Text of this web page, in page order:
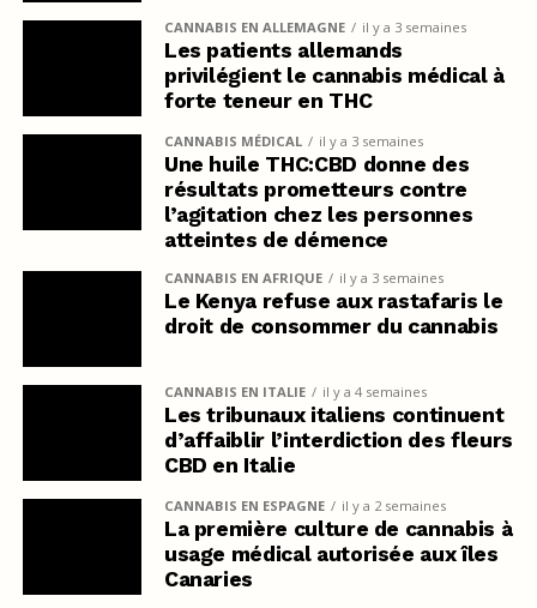
CANNABIS EN ALLEMAGNE il y a 3 semaines
Les patients allemands
privilégient le cannabis médical à
forte teneur en THC
CANNABIS MÉDICAL il y a 3 semaines
Une huile THC:CBD donne des
résultats prometteurs contre
l’agitation chez les personnes
atteintes de démence
CANNABIS EN AFRIQUE il y a 3 semaines
Le Kenya refuse aux rastafaris le
droit de consommer du cannabis
CANNABIS EN ITALIE il y a 4 semaines
Les tribunaux italiens continuent
d’affaiblir l’interdiction des fleurs
CBD en Italie
CANNABIS EN ESPAGNE il y a 2 semaines
La première culture de cannabis à
usage médical autorisée aux îles
Canaries